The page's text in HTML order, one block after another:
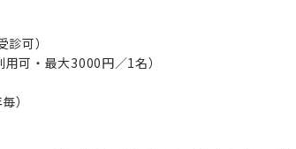
可）
可・最大3000円／1名）
）